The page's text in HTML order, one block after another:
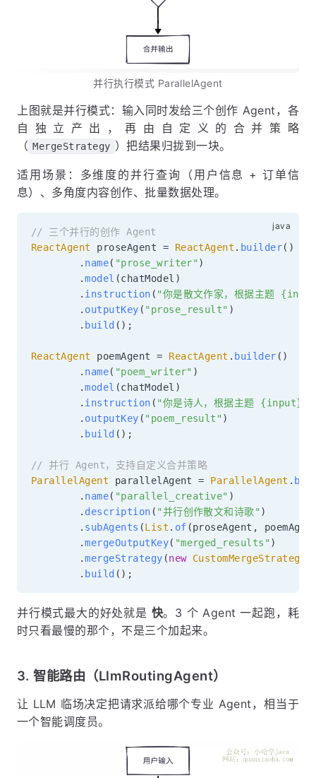
并行执行模式 ParallelAgent
上图就是并行模式：输入同时发给三个创作 Agent，各
自独立产出，再由自定义的合并策略
（ MergeStrategy ）把结果归拢到一块。
适用场景：多维度的并行查询（用户信息 + 订单信
息）、多角度内容创作、批量数据处理。
// 三个并行的创作 Agent
ReactAgent
proseAgent = ReactAgent . builder( )
. name( "prose_writer" )
.model (chatModel )
. instruction ( "你是散文作家，根据主题
. outputKey ( "prose_result" )
. build ( ) ;
ReactAgent poemAgent = ReactAgent . builder ( )
. name( "poem_writer" )
.model (chatModel )
. instruction ( "你是诗人，根据主题 {input}
. outputKey ( "poem_result" )
. build ( ) ;
// 并行 Agent，支持自定义合并策略
ParallelAgent parallelAgent = ParallelAgent .
. name( "parallel_creative" )
. description ( "并行创作散文和诗歌" )
. subAgents (List . of (proseAgent ,
.mergeOutputKey( "merged_results" )
.mergeStrategy (new CustomMergeStrategy
. build ( ) ;
并行模式最大的好处就是 快。3 个 Agent 一起跑，耗
时只看最慢的那个，不是三个加起来。
3. 智能路由（LlmRoutingAgent）
让 LLM 临场决定把请求派给哪个专业 Agent，相当于
一个智能调度员。